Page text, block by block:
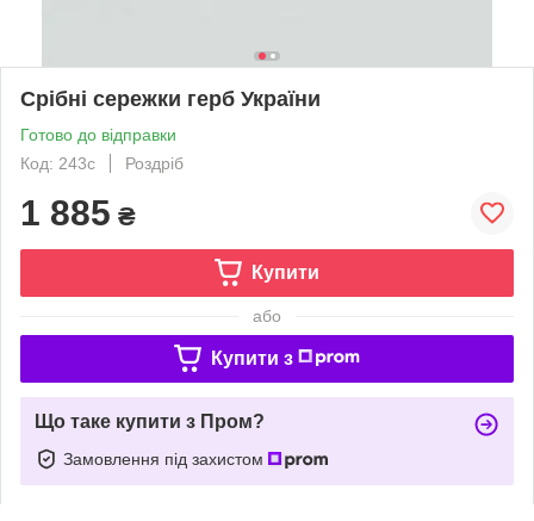
Срібні сережки герб України
Готово до відправки
Код: 243с
Роздріб
1 885 ₴
Купити
або
Купити з
Що таке купити з Пром?
Замовлення під захистом